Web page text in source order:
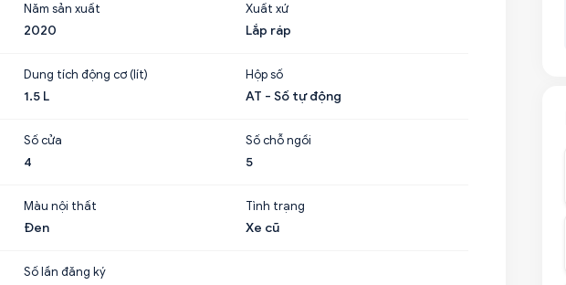
Năm sản xuất
2020
Xuất xứ
Lắp ráp
Dung tích động cơ (lít)
1.5 L
Hộp số
AT - Số tự động
Số cửa
4
Số chỗ ngồi
5
Màu nội thất
Đen
Tình trạng
Xe cũ
Số lần đăng ký